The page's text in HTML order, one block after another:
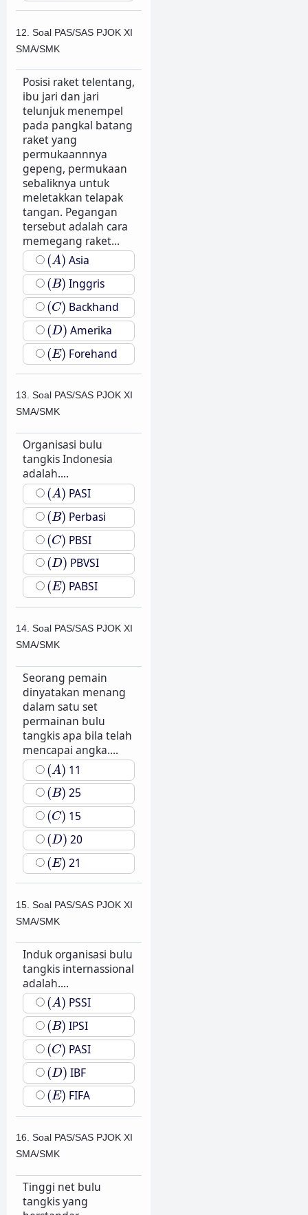
12. Soal PAS/SAS PJOK XI
SMA/SMK
Posisi raket telentang,
ibu jari dan jari
telunjuk menempel
pada pangkal batang
raket yang
permukaannnya
gepeng, permukaan
sebaliknya untuk
meletakkan telapak
tangan. Pegangan
tersebut adalah cara
memegang raket...
(A)
(A) Asia
(B)
(B) Inggris
(C)
(C) Backhand
(D)
(D) Amerika
(E)
(E) Forehand
13. Soal PAS/SAS PJOK XI
SMA/SMK
Organisasi bulu
tangkis Indonesia
adalah....
(A)
(A) PASI
(B)
(B) Perbasi
(C)
(C) PBSI
(D)
(D) PBVSI
(E)
(E) PABSI
14. Soal PAS/SAS PJOK XI
SMA/SMK
Seorang pemain
dinyatakan menang
dalam satu set
permainan bulu
tangkis apa bila telah
mencapai angka....
(A)
(A) 11
(B)
(B) 25
(C)
(C) 15
(D)
(D) 20
(E)
(E) 21
15. Soal PAS/SAS PJOK XI
SMA/SMK
Induk organisasi bulu
tangkis internassional
adalah....
(A)
(A) PSSI
(B)
(B) IPSI
(C)
(C) PASI
(D)
(D) IBF
(E)
(E) FIFA
16. Soal PAS/SAS PJOK XI
SMA/SMK
Tinggi net bulu
tangkis yang